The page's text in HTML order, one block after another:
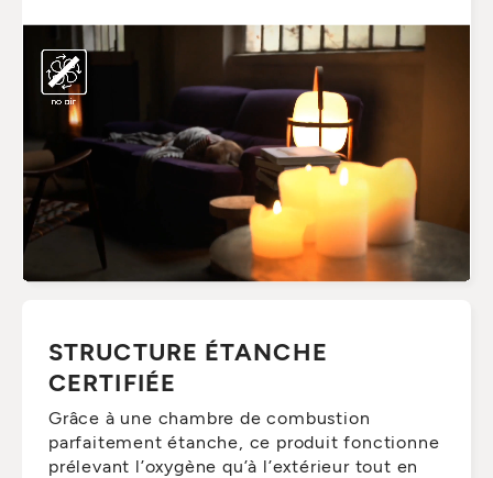
STRUCTURE ÉTANCHE
CERTIFIÉE
Grâce à une chambre de combustion
parfaitement étanche, ce produit fonctionne
prélevant l’oxygène qu’à l’extérieur tout en